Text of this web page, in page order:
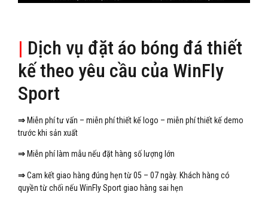
| Dịch vụ đặt áo bóng đá thiết
kế theo yêu cầu của WinFly
Sport
⇒ Miễn phí tư vấn – miễn phí thiết kế logo – miễn phí thiết kế demo
trước khi sản xuất
⇒ Miễn phí làm mẫu nếu đặt hàng số lượng lớn
⇒Cam kết giao hàng đúng hẹn từ 05 – 07 ngày. Khách hàng có
quyền từ chối nếu WinFly Sport giao hàng sai hẹn